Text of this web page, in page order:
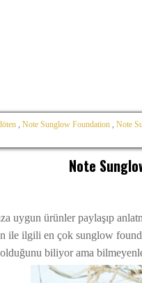
, Note Sunglow Foundation , Note
Note
uygun ürünler paylaşıp
ile ilgili en çok sunglow
biliyor ama